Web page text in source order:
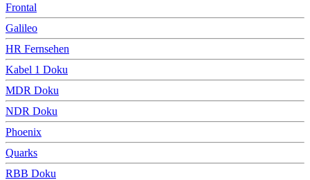
Frontal
Galileo
HR Fernsehen
Kabel 1 Doku
MDR Doku
NDR Doku
Phoenix
Quarks
RBB Doku